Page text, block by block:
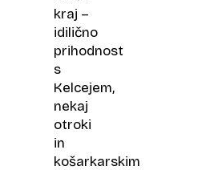
kraj –
idilično
prihodnost
s
Kelcejem,
nekaj
otroki
in
košarkarskim